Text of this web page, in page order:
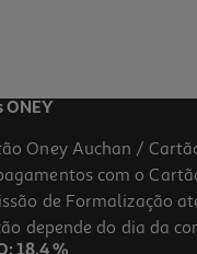
ONEY
Oney Auchan /
com o
de Formalização
depende do dia da